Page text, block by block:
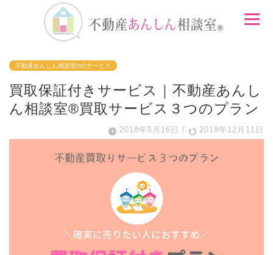
不動産あんしん相談室®のサービス
買取保証付きサービス｜不動産あんし
ん相談室®️買取サービス３つのプラン
2018年5月16日 / 2018年12月11日